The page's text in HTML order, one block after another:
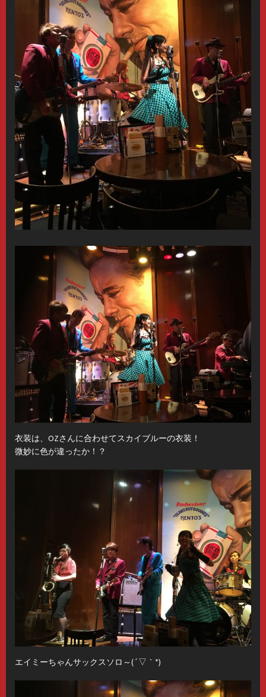
衣装は、OZさんに合わせてスカイブルーの衣装！
微妙に色が違ったか！？
エイミーちゃんサックスソロ～(´▽｀*)